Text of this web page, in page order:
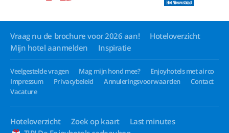
Vraag nu de brochure voor 2026 aan!
Hoteloverzicht
Mijn hotel aanmelden
Inspiratie
Veelgestelde vragen Mag mijn hond mee?
Enjoyhotels met airco
Impressum
Privacybeleid Annuleringsvoorwaarden
Contact
Vacature
Hoteloverzicht Zoek op kaart
Last minutes